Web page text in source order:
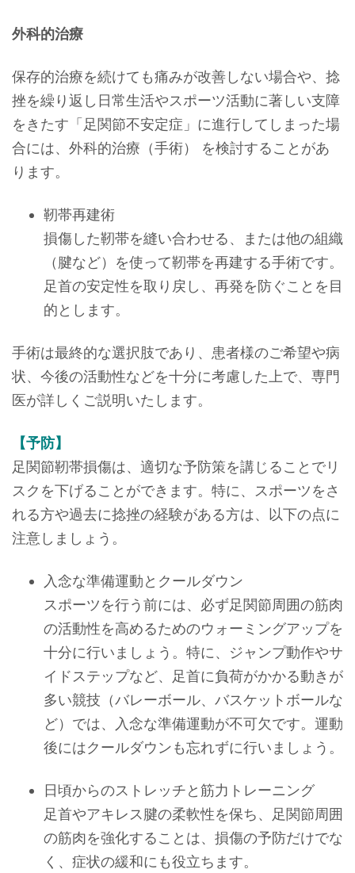
外科的治療
保存的治療を続けても痛みが改善しない場合や、捻
挫を繰り返し日常生活やスポーツ活動に著しい支障
をきたす「足関節不安定症」に進行してしまった場
合には、外科的治療（手術） を検討することがあ
ります。
靭帯再建術
損傷した靭帯を縫い合わせる、または他の組織
（腱など）を使って靭帯を再建する手術です。
足首の安定性を取り戻し、再発を防ぐことを目
的とします。
手術は最終的な選択肢であり、患者様のご希望や病
状、今後の活動性などを十分に考慮した上で、専門
医が詳しくご説明いたします。
【予防】
足関節靭帯損傷は、適切な予防策を講じることでリ
スクを下げることができます。特に、スポーツをさ
れる方や過去に捻挫の経験がある方は、以下の点に
注意しましょう。
入念な準備運動とクールダウン
スポーツを行う前には、必ず足関節周囲の筋肉
の活動性を高めるためのウォーミングアップを
十分に行いましょう。特に、ジャンプ動作やサ
イドステップなど、足首に負荷がかかる動きが
多い競技（バレーボール、バスケットボールな
ど）では、入念な準備運動が不可欠です。運動
後にはクールダウンも忘れずに行いましょう。
日頃からのストレッチと筋力トレーニング
足首やアキレス腱の柔軟性を保ち、足関節周囲
の筋肉を強化することは、損傷の予防だけでな
く、症状の緩和にも役立ちます。